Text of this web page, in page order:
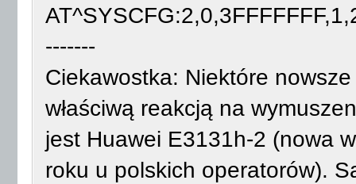
-------
Ciekawostka: Niektóre
właściwą reakcją na
jest Huawei E3131h-2 (nowa
roku u polskich operatorów).